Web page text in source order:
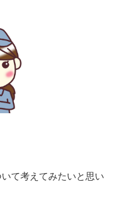
て考えてみたいと思い